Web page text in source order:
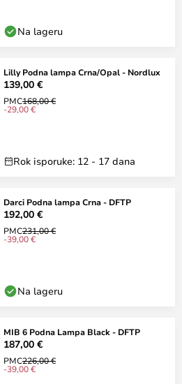
Na lageru
Lilly Podna lampa Crna/Opal - Nordlux
139,00 €
PMC168,00 €
-29,00 €
Rok isporuke: 12 - 17 dana
Darci Podna lampa Crna - DFTP
192,00 €
PMC231,00 €
-39,00 €
Na lageru
MIB 6 Podna Lampa Black - DFTP
187,00 €
PMC226,00 €
-39,00 €